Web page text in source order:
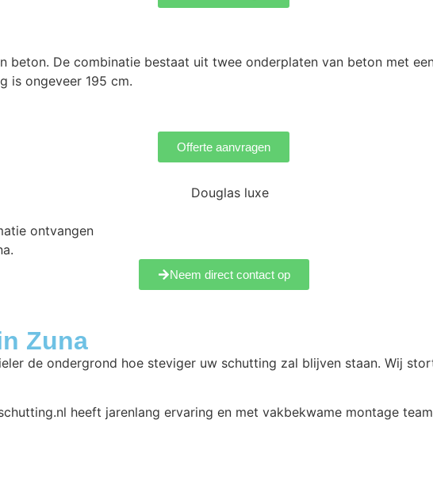
beton. De combinatie bestaat uit twee onderplaten van beton met
is ongeveer 195 cm.
Offerte aanvragen
ontvangen
Neem direct contact op
Zuna
de ondergrond hoe steviger uw schutting zal blijven staan. Wij
heeft jarenlang ervaring en met vakbekwame montage